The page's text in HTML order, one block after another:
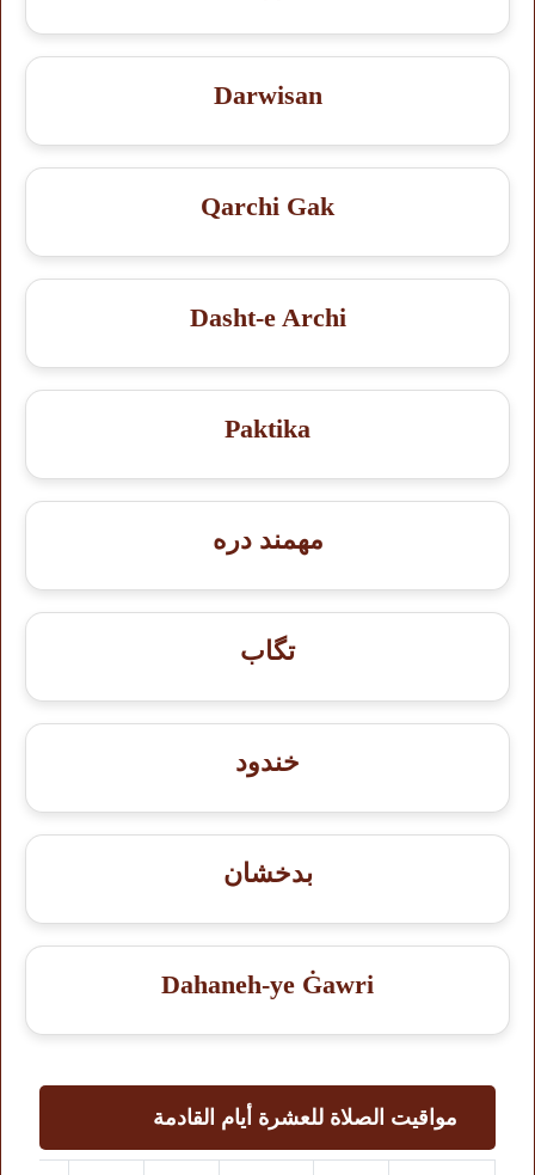
Darwisan
Qarchi Gak
Dasht-e Archi
Paktika
مهمند دره
تگاب
خندود
بدخشان
Dahaneh-ye Ġawri
مواقيت الصلاة للعشرة أيام القادمة